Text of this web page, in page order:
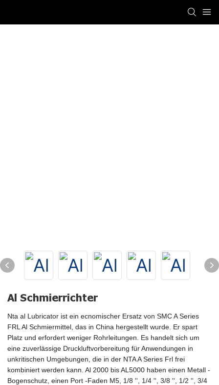
Al Schmierrichter
Nta al Lubricator ist ein ecnomischer Ersatz von SMC A Series
FRL Al Schmiermittel, das in China hergestellt wurde. Er spart
Platz und erfordert weniger Rohrleitungen. Es handelt sich um
eine zuverlässige Druckluftvorbereitung für Anwendungen in
unkritischen Umgebungen, die in der NTA A Series Frl frei
kombiniert werden kann. Al 2000 bis AL5000 haben einen Metall -
Bogenschutz, einen Port -Faden M5, 1/8 '', 1/4 '', 3/8 '', 1/2 '', 3/4